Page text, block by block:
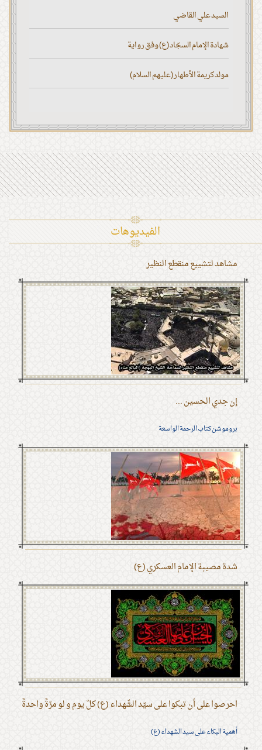
السيد علي القاضي
شهادة الإمام السجّاد (ع) وفق رواية
مولد كريمة الأطهار (عليهم السلام)
الفیدیوهات
مشاهد لتشييع منقطع النظير
إن جدي الحسين ...
بروموشن كتاب الرحمة الواسعة
شدة مصيبة الإمام العسكري (ع)
احرصوا على أن تبكوا على سيّد الشّهداء (ع) كلّ يوم و لو مرّةً واحدةً
أهمية البكاء على سيد الشهداء (ع)